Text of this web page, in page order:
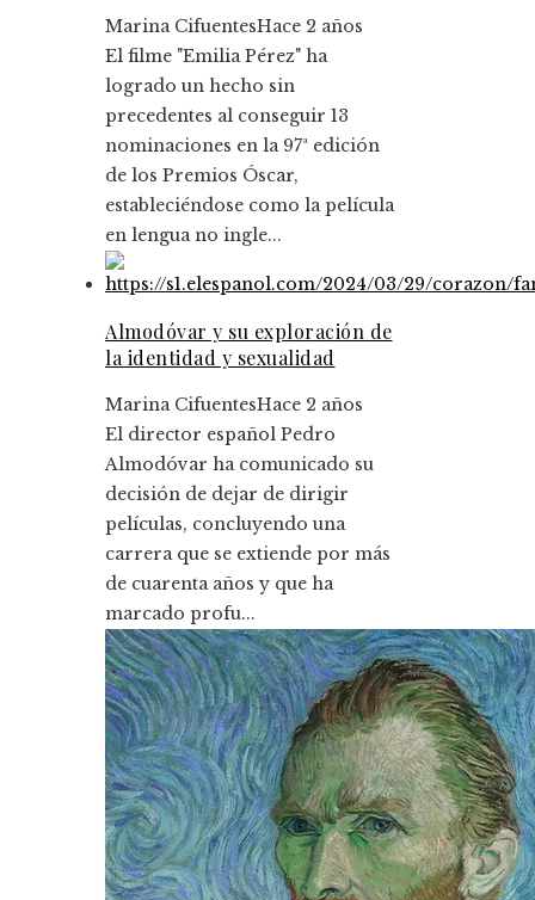
Marina CifuentesHace 2 años
El filme "Emilia Pérez" ha
logrado un hecho sin
precedentes al conseguir 13
nominaciones en la 97ª edición
de los Premios Óscar,
estableciéndose como la película
en lengua no ingle...
Almodóvar y su exploración de
la identidad y sexualidad
Marina CifuentesHace 2 años
El director español Pedro
Almodóvar ha comunicado su
decisión de dejar de dirigir
películas, concluyendo una
carrera que se extiende por más
de cuarenta años y que ha
marcado profu...